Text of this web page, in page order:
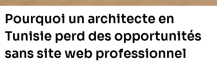
Pourquoi un architecte en
Tunisie perd des opportunités
sans site web professionnel